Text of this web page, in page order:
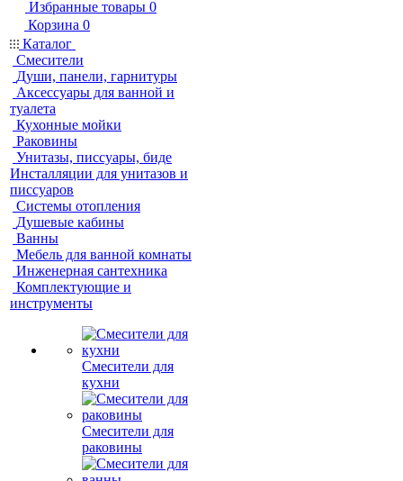
Избранные товары 0
Корзина 0
Каталог
Смесители
Души, панели, гарнитуры
Аксессуары для ванной и
туалета
Кухонные мойки
Раковины
Унитазы, писсуары, биде
Инсталляции для унитазов и
писсуаров
Системы отопления
Душевые кабины
Ванны
Мебель для ванной комнаты
Инженерная сантехника
Комплектующие и
инструменты
Смесители для
кухни
Смесители для
раковины